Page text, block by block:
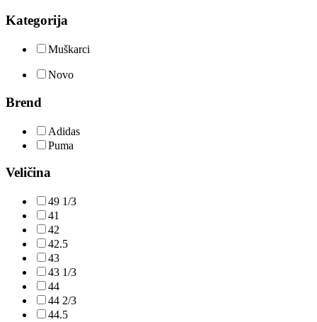
Kategorija
Muškarci
Novo
Brend
Adidas
Puma
Veličina
49 1/3
41
42
42.5
43
43 1/3
44
44 2/3
44.5